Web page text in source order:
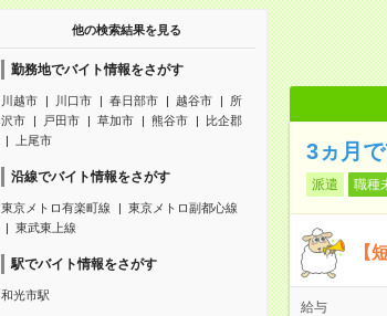
他の検索結果を見る
勤務地でバイト情報をさがす
川越市 川口市 春日部市 越谷市
所
沢市
戸田市 草加市 熊谷市
比企郡
上尾市
沿線でバイト情報をさがす
東京メトロ有楽町線
東京メトロ副都心線
東武東上線
駅でバイト情報をさがす
和光市駅
3ヵ月
派遣 職種
【
給与